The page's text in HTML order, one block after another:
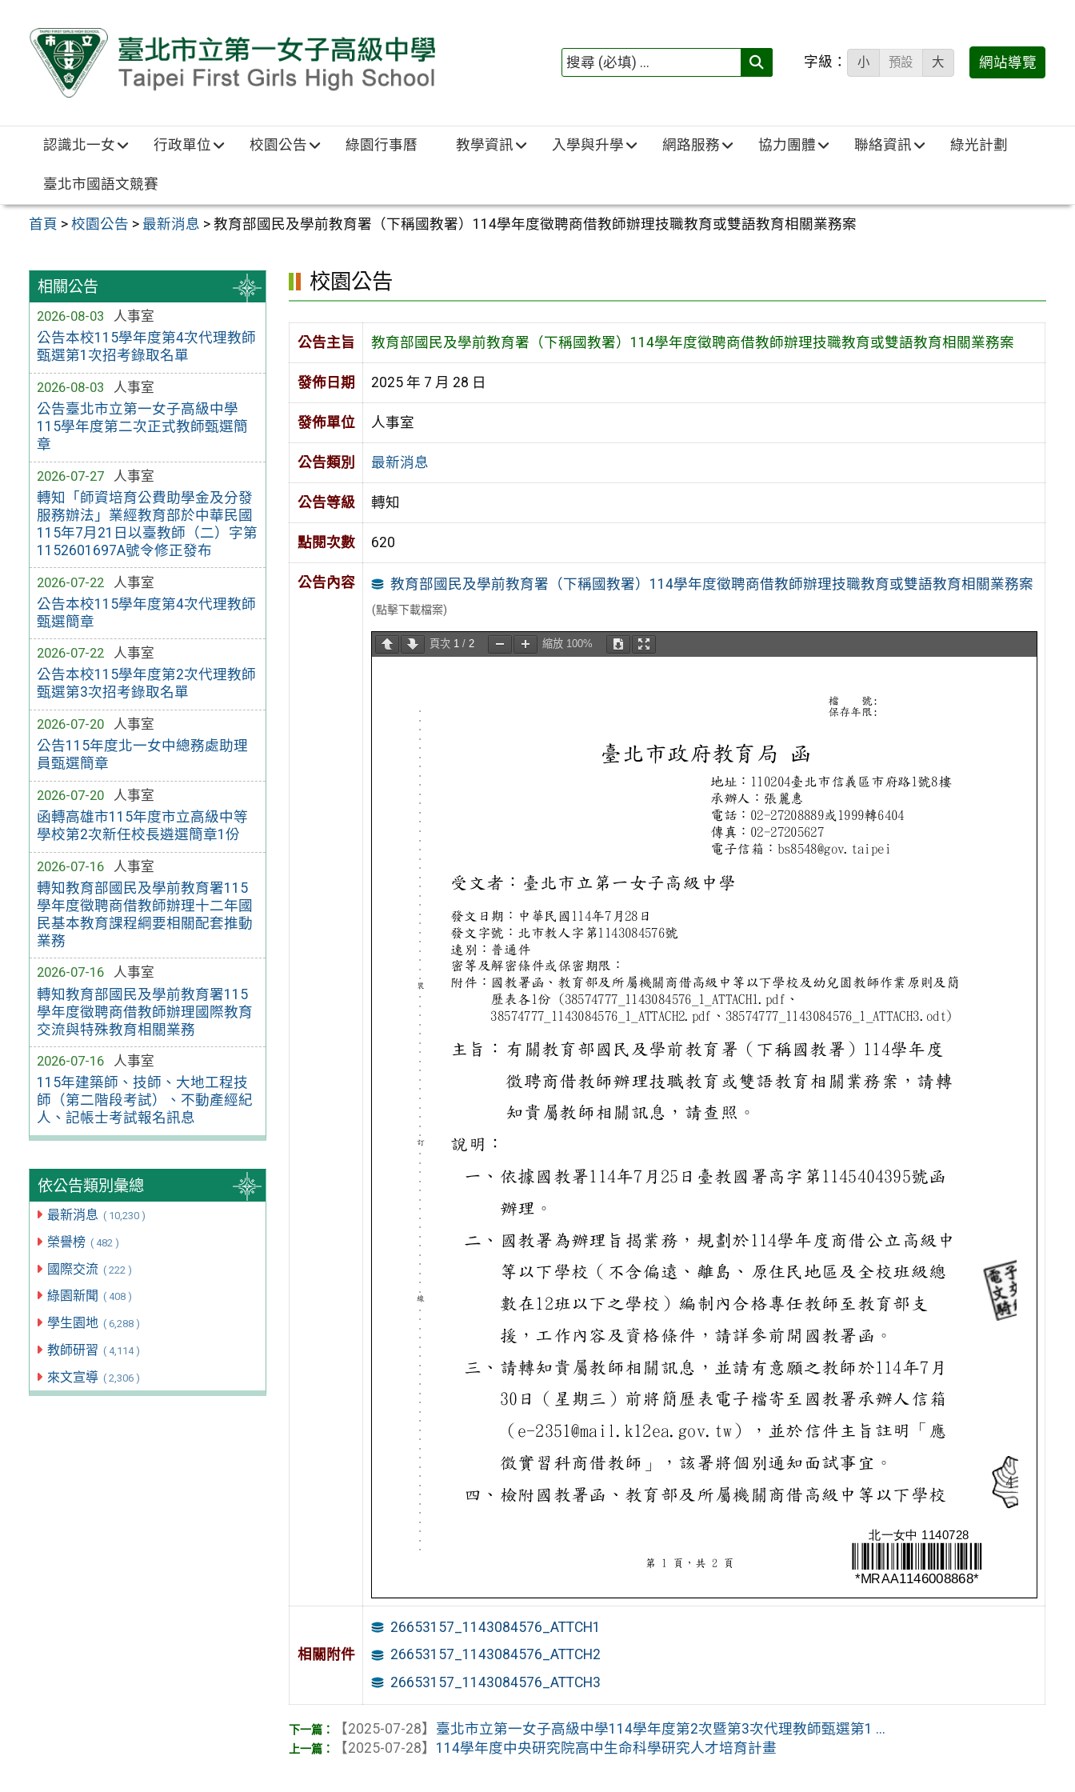
搜
填)：
字級： 小 預設 大 網站導覽
認識北一女 行政單位 校園公告 綠園行事曆 教學資訊 入學與升學 網路服務 協力團體 聯絡資訊 綠光計劃
臺北市國語文競賽
首頁 >校園公告 > 最新消息 >教育部國民及學前教育署（下稱國教署）114學年度徵聘商借教師辦理技職教育或雙語教育相關業務案
相關公告
2026-08-03
人事室
公告本校115學年度第4次代理教師
甄選第1次招考錄取名單
2026-08-03
人事室
公告臺北市立第一女子高級中學
115學年度第二次正式教師甄選簡
章
2026-07-27
人事室
轉知「師資培育公費助學金及分發
服務辦法」業經教育部於中華民國
115年7月21日以臺教師（二）字第
1152601697A號令修正發布
2026-07-22
人事室
公告本校115學年度第4次代理教師
甄選簡章
2026-07-22
人事室
公告本校115學年度第2次代理教師
甄選第3次招考錄取名單
2026-07-20
人事室
公告115年度北一女中總務處助理
員甄選簡章
2026-07-20
人事室
函轉高雄市115年度市立高級中等
學校第2次新任校長遴選簡章1份
2026-07-16
人事室
轉知教育部國民及學前教育署115
學年度徵聘商借教師辦理十二年國
民基本教育課程綱要相關配套推動
業務
2026-07-16
人事室
轉知教育部國民及學前教育署115
學年度徵聘商借教師辦理國際教育
交流與特殊教育相關業務
2026-07-16
人事室
115年建築師、技師、大地工程技
師（第二階段考試）、不動產經紀
人、記帳士考試報名訊息
依公告類別彙總
最新消息 ( 10,230 )
榮譽榜 ( 482 )
國際交流 ( 222 )
綠園新聞 ( 408 )
學生園地 ( 6,288 )
教師研習 ( 4,114 )
來文宣導 ( 2,306 )
校園公告
公告主旨 教育部國民及學前教育署（下稱國教署）114學年度徵聘商借教師辦理技職教育或雙語教育相關業務案
發佈日期 2025 年 7 月 28 日
發佈單位 人事室
公告類別 最新消息
公告等級 轉知
點閱次數 620
公告內容 教育部國民及學前教育署（下稱國教署）114學年度徵聘商借教師辦理技職教育或雙語教育相關業務案
(點擊下載檔案)
頁次 1/ 2 縮放 100%
相關附件
26653157_1143084576_ATTCH1
26653157_1143084576_ATTCH2
26653157_1143084576_ATTCH3
【2025-07-28】 臺北市立第一女子高級中學114學年度第2次暨第3次代理教師甄選第1 ...
【2025-07-28】 114學年度中央研究院高中生命科學研究人才培育計畫